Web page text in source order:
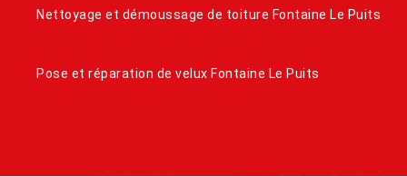
Nettoyage et démoussage de toiture Fontaine Le Puits
Pose et réparation de velux Fontaine Le Puits